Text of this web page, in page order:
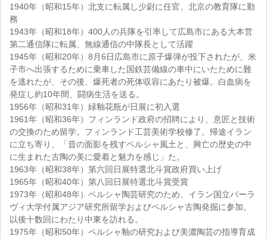
1940年（昭和15年）北支に転属し少尉に任官、北京の教育隊に勤
務
1943年（昭和18年）400人の兵隊を引率して広島市にある大本営
第二通信隊に転属、無線通信の中隊長として活躍
1945年（昭和20年）8月6日広島市に原子爆弾が投下されたが、米
子市へ出張するために乗車した国鉄芸備線の車中にいたために難
を逃れたが、その後、爆死者の死体収容にあたり被爆。白血病を
発症し約10年間、闘病生活を送る。
1956年（昭和31年）緑釉花瓶が日展に初入選
1961年（昭和36年）フィンランド政府の招聘により、意匠と技術
の交換のため留学。フィンランド工芸美術学校修了。帰途イラン
に立ち寄り、「昔の面影を残すペルシャ風土と、興亡の歴史の中
に生まれた古陶の美に愛着と魅力を感じ」た。
1963年（昭和38年）第六回日展特選北斗賞政府買い上げ
1965年（昭和40年）第八回日展特選北斗賞受賞
1973年（昭和48年）ペルシャ陶芸研究のため、イラン国立パーラ
ヴィ大学付属アジア研究所留学およびペルシャ古陶発掘に参加。
以後十数回にわたり中東を訪れる。
1975年（昭和50年）ペルシャ釉の研究および美濃陶芸の指導育成